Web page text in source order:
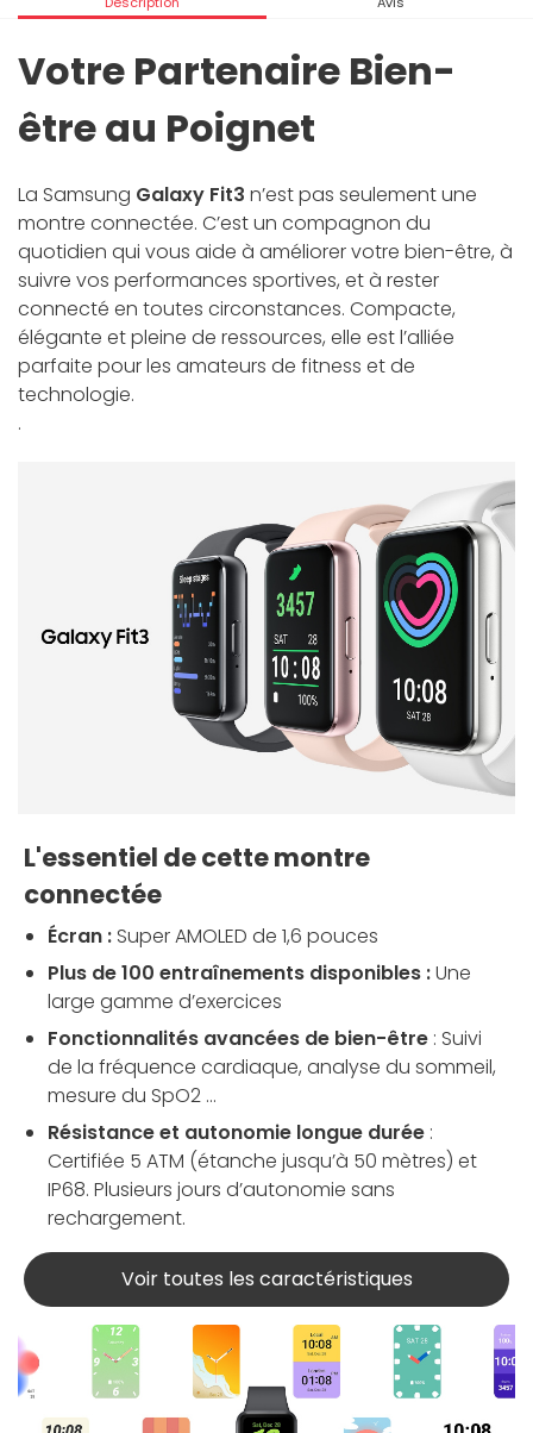
Votre Partenaire Bien-
être au Poignet
La Samsung Galaxy Fit3 n’est pas seulement une
montre connectée. C’est un compagnon du
quotidien qui vous aide à améliorer votre bien-être, à
suivre vos performances sportives, et à rester
connecté en toutes circonstances. Compacte,
élégante et pleine de ressources, elle est l’alliée
parfaite pour les amateurs de fitness et de
technologie.
.
L'essentiel de cette montre
connectée
Écran : Super AMOLED de 1,6 pouces
Plus de 100 entraînements disponibles :Une
large gamme d’exercices
Fonctionnalités avancées de bien-être : Suivi
de la fréquence cardiaque, analyse du sommeil,
mesure du SpO2 ...
Résistance et autonomie longue durée :
Certifiée 5 ATM (étanche jusqu’à 50 mètres) et
IP68. Plusieurs jours d’autonomie sans
rechargement.
Voir toutes les caractéristiques